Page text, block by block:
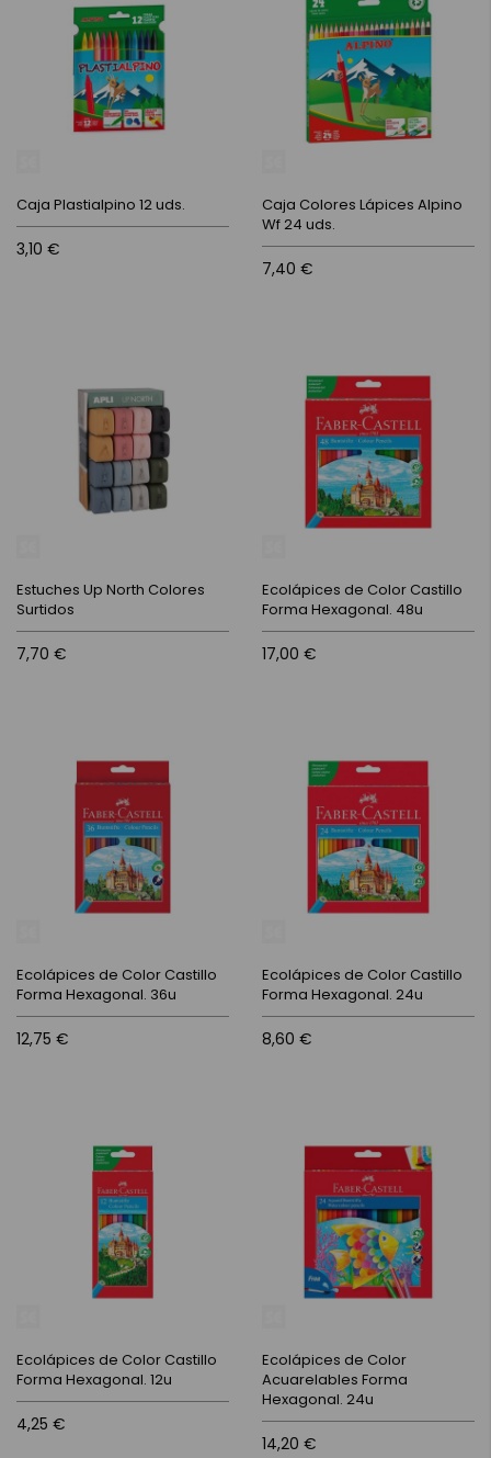
Caja Plastialpino 12 uds.
3,10 €
Caja Colores Lápices Alpino
Wf 24 uds.
7,40 €
Estuches Up North Colores
Surtidos
7,70 €
Ecolápices de Color Castillo
Forma Hexagonal. 48u
17,00 €
Ecolápices de Color Castillo
Forma Hexagonal. 36u
12,75 €
Ecolápices de Color Castillo
Forma Hexagonal. 24u
8,60 €
Ecolápices de Color Castillo
Forma Hexagonal. 12u
4,25 €
Ecolápices de Color
Acuarelables Forma
Hexagonal. 24u
14,20 €